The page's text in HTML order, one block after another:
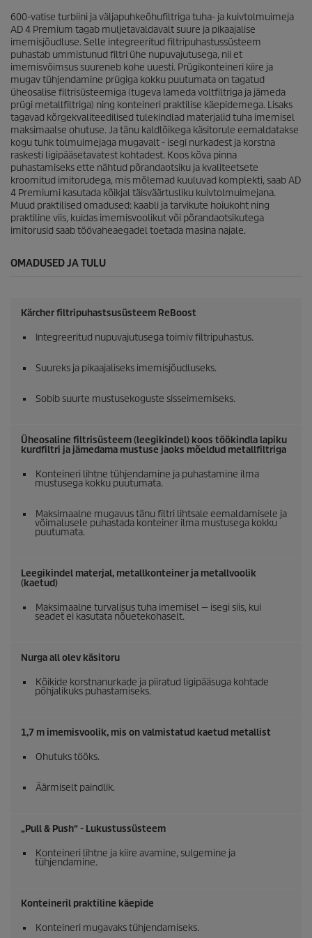
e
v
u
s
t
u
s
600-vatise turbiini ja väljapuhkeõhufiltriga tuha- ja kuivtolmuimeja
AD 4 Premium tagab muljetavaldavalt suure ja pikaajalise
imemisjõudluse. Selle integreeritud filtripuhastussüsteem
puhastab ummistunud filtri ühe nupuvajutusega, nii et
imemisvõimsus suureneb kohe uuesti. Prügikonteineri kiire ja
mugav tühjendamine prügiga kokku puutumata on tagatud
üheosalise filtrisüsteemiga (tugeva lameda voltfiltriga ja jämeda
prügi metallfiltriga) ning konteineri praktilise käepidemega. Lisaks
tagavad kõrgekvaliteedilised tulekindlad materjalid tuha imemisel
maksimaalse ohutuse. Ja tänu kaldlõikega käsitorule eemaldatakse
kogu tuhk tolmuimejaga mugavalt - isegi nurkadest ja korstna
raskesti ligipääsetavatest kohtadest. Koos kõva pinna
puhastamiseks ette nähtud põrandaotsiku ja kvaliteetsete
kroomitud imitorudega, mis mõlemad kuuluvad komplekti, saab AD
4 Premiumi kasutada kõikjal täisväärtusliku kuivtolmuimejana.
Muud praktilised omadused: kaabli ja tarvikute hoiukoht ning
praktiline viis, kuidas imemisvoolikut või põrandaotsikutega
imitorusid saab töövaheaegadel toetada masina najale.
OMADUSED JA TULU
Kärcher filtripuhastsusüsteem ReBoost
Integreeritud nupuvajutusega toimiv filtripuhastus.
Suureks ja pikaajaliseks imemisjõudluseks.
Sobib suurte mustusekoguste sisseimemiseks.
Üheosaline filtrisüsteem (leegikindel) koos töökindla lapiku
kurdfiltri ja jämedama mustuse jaoks mõeldud metallfiltriga
Konteineri lihtne tühjendamine ja puhastamine ilma
mustusega kokku puutumata.
Maksimaalne mugavus tänu filtri lihtsale eemaldamisele ja
võimalusele puhastada konteiner ilma mustusega kokku
puutumata.
Leegikindel materjal, metallkonteiner ja metallvoolik
(kaetud)
Maksimaalne turvalisus tuha imemisel — isegi siis, kui
seadet ei kasutata nõuetekohaselt.
Nurga all olev käsitoru
Kõikide korstnanurkade ja piiratud ligipääsuga kohtade
põhjalikuks puhastamiseks.
1,7 m imemisvoolik, mis on valmistatud kaetud metallist
Ohutuks tööks.
Äärmiselt paindlik.
„Pull & Push“ - Lukustussüsteem
Konteineri lihtne ja kiire avamine, sulgemine ja
tühjendamine.
Konteineril praktiline käepide
Konteineri mugavaks tühjendamiseks.